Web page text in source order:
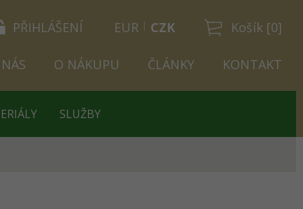
PŘIHLÁŠENÍ Košík [0]
EUR CZK
O NÁKUPU ČLÁNKY KONTAKT
SLUŽBY